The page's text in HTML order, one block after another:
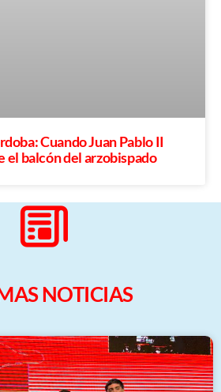
Cuando Juan Pablo II
el balcón del arzobispado
NOTICIAS